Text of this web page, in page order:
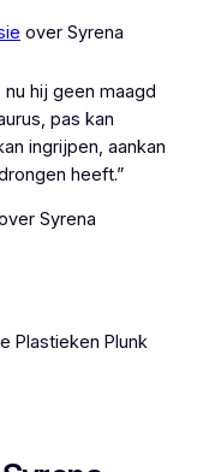
overSyrena
hij geen maagd
pas kan
ingrijpen, aankan
heeft.”
Syrena
Plastieken Plunk